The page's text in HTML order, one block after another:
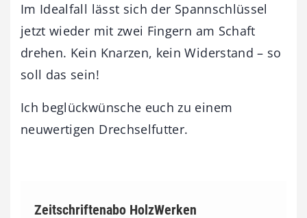
Im Idealfall lässt sich der Spannschlüssel
jetzt wieder mit zwei Fingern am Schaft
drehen. Kein Knarzen, kein Widerstand – so
soll das sein!
Ich beglückwünsche euch zu einem
neuwertigen Drechselfutter.
Zeitschriftenabo HolzWerken